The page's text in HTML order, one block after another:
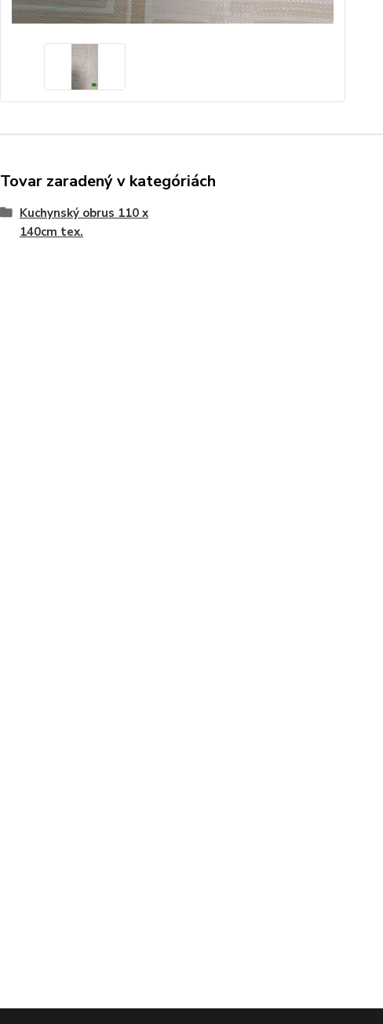
Tovar zaradený v kategóriách
Kuchynský obrus 110 x
140cm tex.